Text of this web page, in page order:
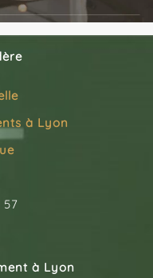
à Lyon
à Lyon